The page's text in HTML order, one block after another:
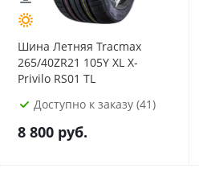
Шина Летняя Tracmax
265/40ZR21 105Y XL X-
Privilo RS01 TL
Доступно к заказу (41)
8 800 руб.